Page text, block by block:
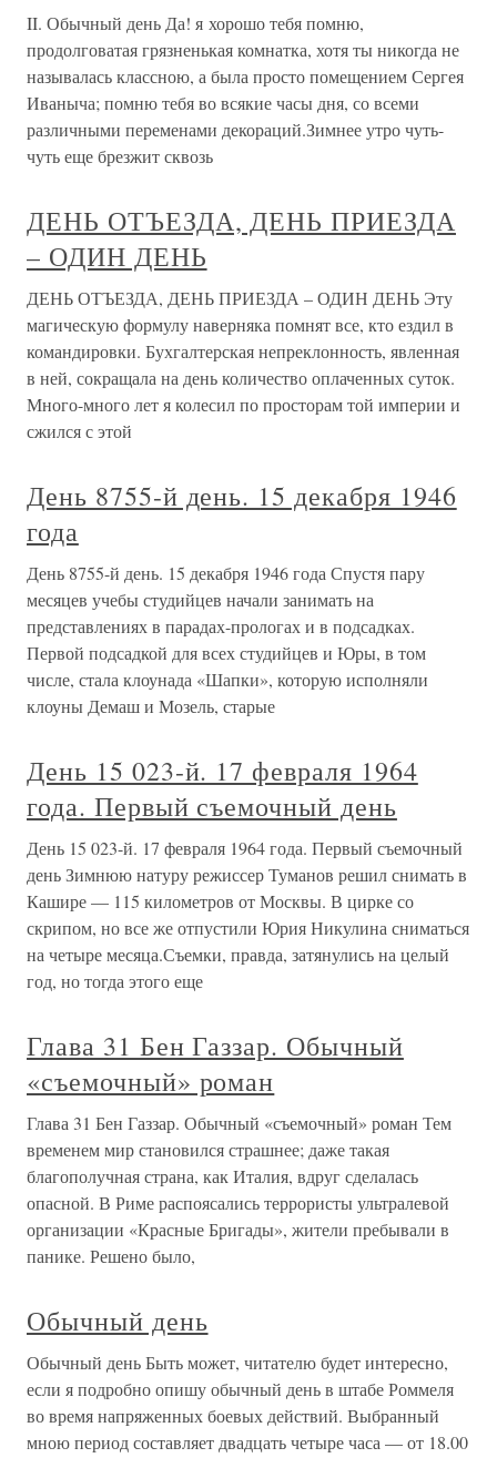
II. Обычный день Да! я хорошо тебя помню,
продолговатая грязненькая комнатка, хотя ты никогда не
называлась классною, а была просто помещением Сергея
Иваныча; помню тебя во всякие часы дня, со всеми
различными переменами декораций.Зимнее утро чуть-
чуть еще брезжит сквозь
ДЕНЬ ОТЪЕЗДА, ДЕНЬ ПРИЕЗДА
– ОДИН ДЕНЬ
ДЕНЬ ОТЪЕЗДА, ДЕНЬ ПРИЕЗДА – ОДИН ДЕНЬ Эту
магическую формулу наверняка помнят все, кто ездил в
командировки. Бухгалтерская непреклонность, явленная
в ней, сокращала на день количество оплаченных суток.
Много-много лет я колесил по просторам той империи и
сжился с этой
День 8755-й день. 15 декабря 1946
года
День 8755-й день. 15 декабря 1946 года Спустя пару
месяцев учебы студийцев начали занимать на
представлениях в парадах-прологах и в подсадках.
Первой подсадкой для всех студийцев и Юры, в том
числе, стала клоунада «Шапки», которую исполняли
клоуны Демаш и Мозель, старые
День 15 023-й. 17 февраля 1964
года. Первый съемочный день
День 15 023-й. 17 февраля 1964 года. Первый съемочный
день Зимнюю натуру режиссер Туманов решил снимать в
Кашире — 115 километров от Москвы. В цирке со
скрипом, но все же отпустили Юрия Никулина сниматься
на четыре месяца.Съемки, правда, затянулись на целый
год, но тогда этого еще
Глава 31 Бен Газзар. Обычный
«съемочный» роман
Глава 31 Бен Газзар. Обычный «съемочный» роман Тем
временем мир становился страшнее; даже такая
благополучная страна, как Италия, вдруг сделалась
опасной. В Риме распоясались террористы ультралевой
организации «Красные Бригады», жители пребывали в
панике. Решено было,
Обычный день
Обычный день Быть может, читателю будет интересно,
если я подробно опишу обычный день в штабе Роммеля
во время напряженных боевых действий. Выбранный
мною период составляет двадцать четыре часа — от 18.00